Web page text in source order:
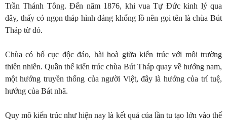
Trần Thánh Tông. Đến năm 1876, khi vua Tự Đức kinh lý qua
đây, thấy có ngọn tháp hình dáng khổng lồ nên gọi tên là chùa Bút
Tháp từ đó.
Chùa có bố cục độc đáo, hài hoà giữa kiến trúc với môi trường
thiên nhiên. Quần thể kiến trúc chùa Bút Tháp quay về hướng nam,
một hướng truyền thống của người Việt, đây là hướng của trí tuệ,
hướng của Bát nhã.
Quy mô kiến trúc như hiện nay là kết quả của lần tu tạo lớn vào thế